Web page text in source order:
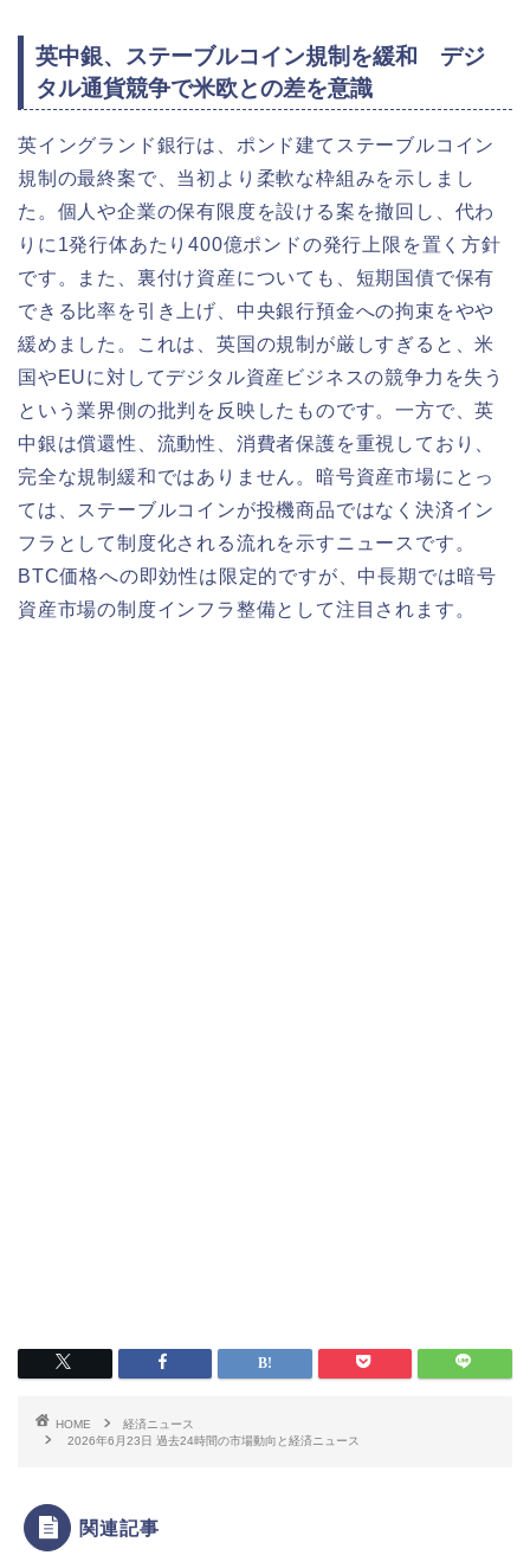
英中銀、ステーブルコイン規制を緩和 デジ
タル通貨競争で米欧との差を意識
英イングランド銀行は、ポンド建てステーブルコイン
規制の最終案で、当初より柔軟な枠組みを示しまし
た。個人や企業の保有限度を設ける案を撤回し、代わ
りに1発行体あたり400億ポンドの発行上限を置く方針
です。また、裏付け資産についても、短期国債で保有
できる比率を引き上げ、中央銀行預金への拘束をやや
緩めました。これは、英国の規制が厳しすぎると、米
国やEUに対してデジタル資産ビジネスの競争力を失う
という業界側の批判を反映したものです。一方で、英
中銀は償還性、流動性、消費者保護を重視しており、
完全な規制緩和ではありません。暗号資産市場にとっ
ては、ステーブルコインが投機商品ではなく決済イン
フラとして制度化される流れを示すニュースです。
BTC価格への即効性は限定的ですが、中長期では暗号
資産市場の制度インフラ整備として注目されます。
HOME
経済ニュース
2026年6月23日 過去24時間の市場動向と経済ニュース
関連記事